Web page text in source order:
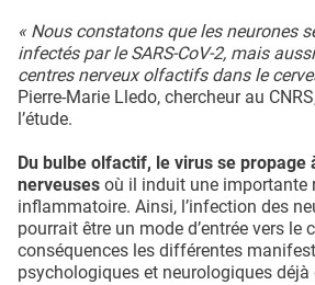
« Nous constatons que les neurones
infectés par le SARS-CoV-2, mais
centres nerveux olfactifs dans le
Pierre-Marie Lledo, chercheur au
l’étude.
Du bulbe olfactif, le virus se propage
nerveuses où il induit une importante
inflammatoire. Ainsi, l’infection des
pourrait être un mode d’entrée vers le
conséquences les différentes
psychologiques et neurologiques déjà